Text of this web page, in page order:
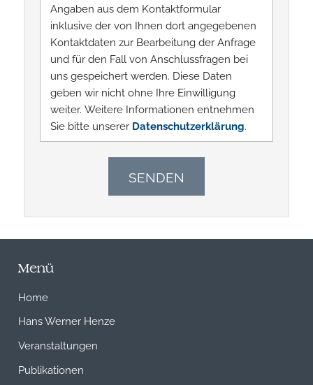
Angaben aus dem Kontaktformular
inklusive der von Ihnen dort angegebenen
Kontaktdaten zur Bearbeitung der Anfrage
und für den Fall von Anschlussfragen bei
uns gespeichert werden. Diese Daten
geben wir nicht ohne Ihre Einwilligung
weiter. Weitere Informationen entnehmen
Sie bitte unserer Datenschutzerklärung.
Menü
Home
Hans Werner Henze
Veranstaltungen
Publikationen